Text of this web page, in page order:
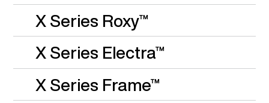
X Series Roxy™
X Series Electra™
X Series Frame™